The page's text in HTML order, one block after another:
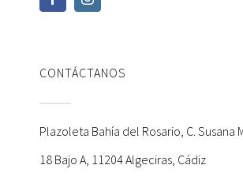
CONTÁCTANOS
Plazoleta Bahía del Rosario, C. Susana
18 Bajo A, 11204 Algeciras, Cádiz